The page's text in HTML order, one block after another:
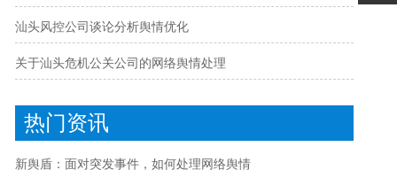
汕头风控公司谈论分析舆情优化
关于汕头危机公关公司的网络舆情处理
热门资讯
新舆盾：面对突发事件，如何处理网络舆情